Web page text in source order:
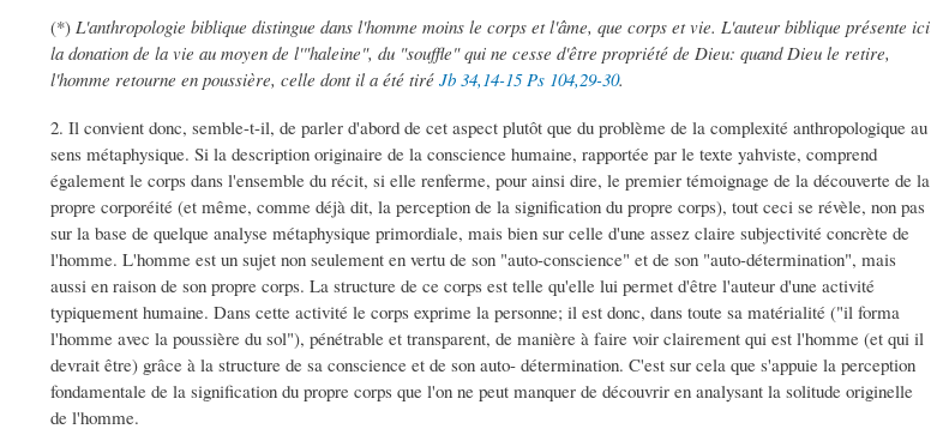
(*) L'anthropologie biblique distingue dans l'homme moins le corps et l'âme, que corps et vie. L'auteur biblique présente ici
la donation de la vie au moyen de l'"haleine", du "souffle" qui ne cesse d'être propriété de Dieu: quand Dieu le retire,
l'homme retourne en poussière, celle dont il a été tiré Jb 34,14-15 Ps 104,29-30.
2. Il convient donc, semble-t-il, de parler d'abord de cet aspect plutôt que du problème de la complexité anthropologique au
sens métaphysique. Si la description originaire de la conscience humaine, rapportée par le texte yahviste, comprend
également le corps dans l'ensemble du récit, si elle renferme, pour ainsi dire, le premier témoignage de la découverte de la
propre corporéité (et même, comme déjà dit, la perception de la signification du propre corps), tout ceci se révèle, non pas
sur la base de quelque analyse métaphysique primordiale, mais bien sur celle d'une assez claire subjectivité concrète de
l'homme. L'homme est un sujet non seulement en vertu de son "auto-conscience" et de son "auto-détermination", mais
aussi en raison de son propre corps. La structure de ce corps est telle qu'elle lui permet d'être l'auteur d'une activité
typiquement humaine. Dans cette activité le corps exprime la personne; il est donc, dans toute sa matérialité ("il forma
l'homme avec la poussière du sol"), pénétrable et transparent, de manière à faire voir clairement qui est l'homme (et qui il
devrait être) grâce à la structure de sa conscience et de son auto- détermination. C'est sur cela que s'appuie la perception
fondamentale de la signification du propre corps que l'on ne peut manquer de découvrir en analysant la solitude originelle
de l'homme.